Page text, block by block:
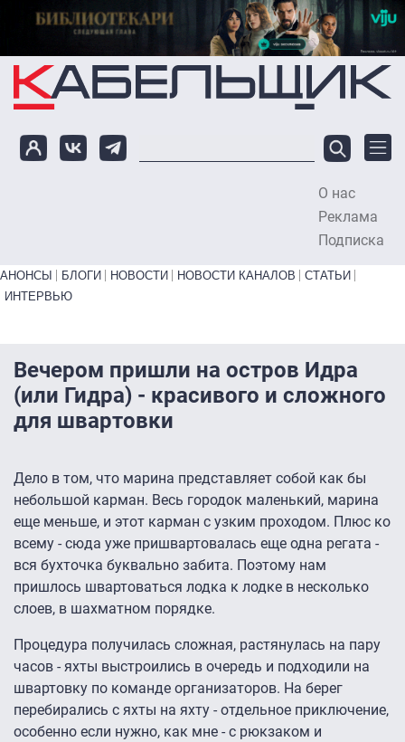
Перейти к основному содержанию
О нас
Реклама
Подписка
Primary links bottom
АНОНСЫ БЛОГИ НОВОСТИ НОВОСТИ КАНАЛОВ
СТАТЬИ
ИНТЕРВЬЮ
Вечером пришли на остров Идра
(или Гидра) - красивого и сложного
для швартовки
Дело в том, что марина представляет собой как бы
небольшой карман. Весь городок маленький, марина
еще меньше, и этот карман с узким проходом. Плюс ко
всему - сюда уже пришвартовалась еще одна регата -
вся бухточка буквально забита. Поэтому нам
пришлось швартоваться лодка к лодке в несколько
слоев, в шахматном порядке.
Процедура получилась сложная, растянулась на пару
часов - яхты выстроились в очередь и подходили на
швартовку по команде организаторов. На берег
перебирались с яхты на яхту - отдельное приключение,
особенно если нужно, как мне - с рюкзаком и